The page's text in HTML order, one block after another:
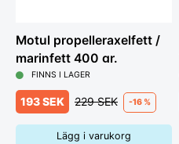
Motul propelleraxelfett /
marinfett 400 gr.
FINNS I LAGER
193 SEK 229 SEK -16 %
Lägg i varukorg